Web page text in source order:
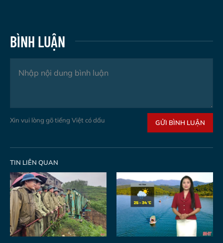
BÌNH LUẬN
Xin vui lòng gõ tiếng Việt có dấu GỬI BÌNH LUẬN
TIN LIÊN QUAN